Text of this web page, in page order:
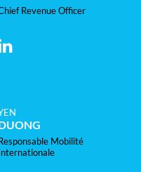
Revenue Officer
Mobilité